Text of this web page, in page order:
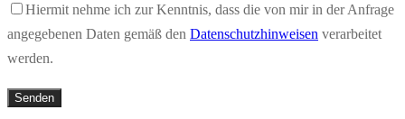
Hiermit nehme ich zur Kenntnis, dass die von mir in der Anfrage
angegebenen Daten gemäß den Datenschutzhinweisen verarbeitet
werden.